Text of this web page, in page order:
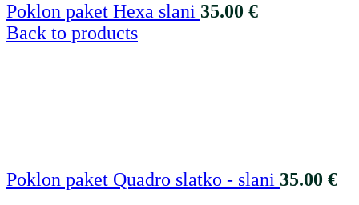
Poklon paket Hexa slani 35.00 €
Back to products
Poklon paket Quadro slatko - slani 35.00 €